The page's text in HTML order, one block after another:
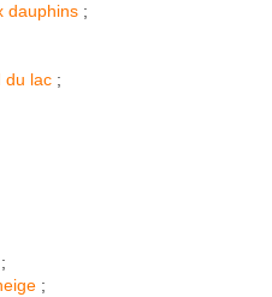
dauphins ;
du lac ;
;
;